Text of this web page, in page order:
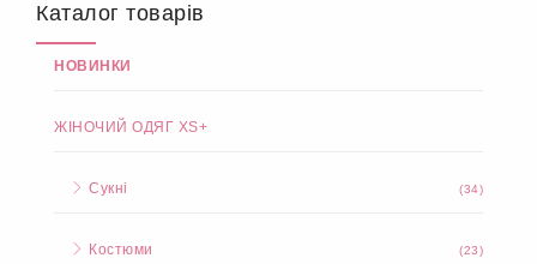
Каталог товарів
НОВИНКИ
ЖІНОЧИЙ ОДЯГ XS+
Сукні (34)
Костюми (23)